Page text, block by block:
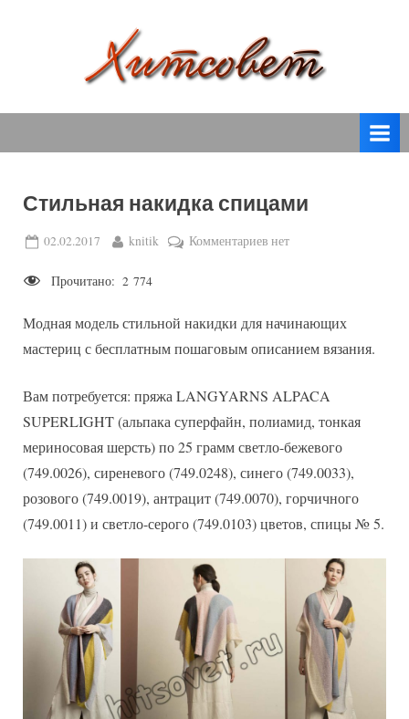
т
о
в
спицами,
крючком,
вязаные
модели
с
Стильная накидка спицами
Posted
02.02.2017 By
knitik Комментариевк
спицами
нет
Прочитано: 2 774
Модная модель стильной накидки для начинающих
мастериц с бесплатным пошаговым описанием вязания.
Вам потребуется: пряжа LANGYARNS ALPACA
SUPERLIGHT (альпака суперфайн, полиамид, тонкая
мериносовая шерсть) по 25 грамм светло-бежевого
(749.0026), сиреневого (749.0248), синего (749.0033),
розового (749.0019), антрацит (749.0070), горчичного
(749.0011) и светло-серого (749.0103) цветов, спицы № 5.